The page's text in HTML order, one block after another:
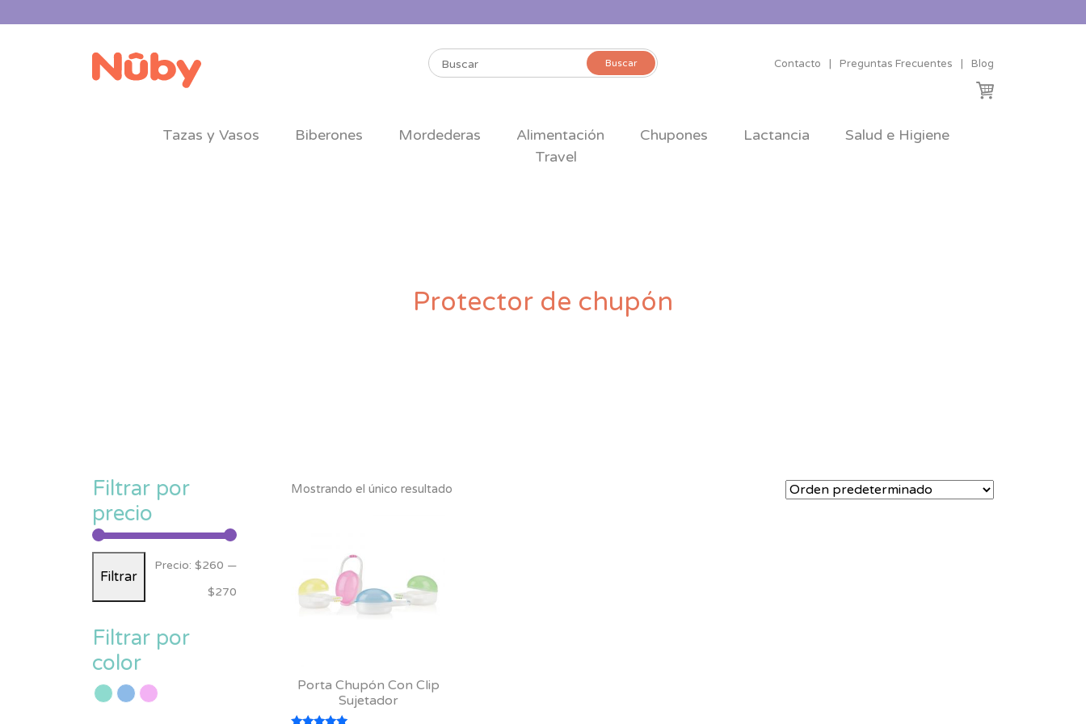
Buscar
Buscar Contacto Preguntas Frecuentes Blog
Tazas y Vasos Biberones Mordederas Alimentación Chupones Lactancia
Salud e Higiene
Travel
Protector de chupón
Mostrando el único resultado
Porta Chupón Con Clip
Sujetador
Filtrar por
precio
Precio
mínimo
Precio
máximo
Filtrar
Precio: $260 —
$270
Filtrar por
color